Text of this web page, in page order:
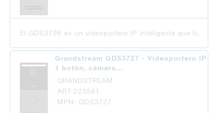
El GDS3726 es un videoportero IP inteligente que
Grandstream GDS3727 - Videoportero IP
1 botón, cámara…
GRANDSTREAM
ART-223591
MPN: GDS3727